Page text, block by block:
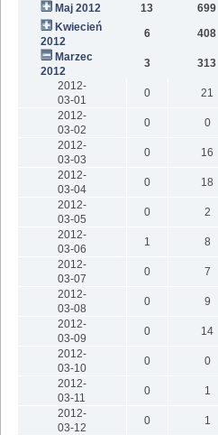
Maj 2012 13 699
Kwiecień
2012
6 408
Marzec
2012
3 313
2012-
03-01
0 21
2012-
03-02
0 0
2012-
03-03
0 16
2012-
03-04
0 18
2012-
03-05
0 2
2012-
03-06
1 8
2012-
03-07
0 7
2012-
03-08
0 9
2012-
03-09
0 14
2012-
03-10
0 0
2012-
03-11
0 1
2012-
03-12
0 1